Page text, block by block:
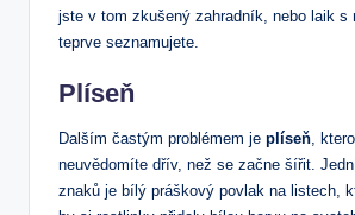
jste v tom zkušený zahradník, nebo laik s
teprve seznamujete.
Plíseň
Dalším častým problémem je plíseň ,
neuvědomíte dřív, než se začne šířit.
znaků je bílý práškový povlak na listech,